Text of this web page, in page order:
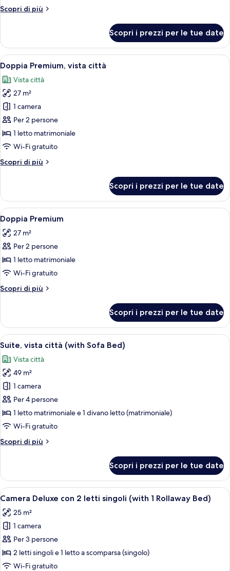
Superior
Scopri di più
Altri
Superior
Scopri i prezzi per le tue date
Apri
tutte
le
foto
per
Doppia
Premium,
vista
Camera d'albergo con un letto
5
Doppia Premium, vista città
Vista città
27 m²
1 camera
Per 2 persone
1 letto matrimoniale
Wi-Fi gratuito
Scopri di più
Altri
Premium,
vista
città
Scopri i prezzi per le tue date
Apri
tutte
le
foto
per
Doppia
Premium
Camera d'albergo con un letto
6
Doppia Premium
27 m²
Per 2 persone
1 letto matrimoniale
Wi-Fi gratuito
Scopri di più
Altri
Premium
Scopri i prezzi per le tue date
Apri
tutte
le
foto
per
Suite,
vista
città
Sofa
Un soggiorno moderno con un
6
Suite, vista città (with Sofa Bed)
Vista città
49 m²
1 camera
Per 4 persone
1 letto matrimoniale e 1 divano letto (matrimoniale)
Wi-Fi gratuito
Scopri di più
Altri
vista
città
(with
Bed)
Scopri i prezzi per le tue date
Apri
tutte
le
foto
per
Camera
Deluxe
Una camera d'albergo con un letto
5
Camera Deluxe con 2 letti singoli (with 1 Rollaway Bed)
25 m²
1 camera
Per 3 persone
2 letti singoli e 1 letto a scomparsa (singolo)
Wi-Fi gratuito